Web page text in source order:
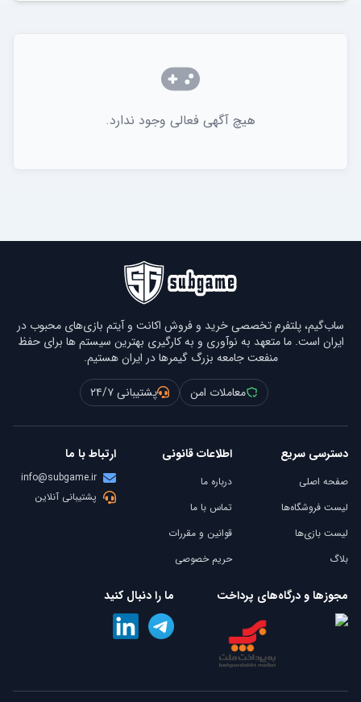
هیچ آگهی فعالی وجود ندارد.
ساب‌گیم، پلتفرم تخصصی خرید و فروش اکانت و آیتم بازی‌های محبوب در
ایران است. ما متعهد به نوآوری و به کارگیری بهترین سیستم ها برای حفظ
منفعت جامعه بزرگ گیمرها در ایران هستیم.
معاملات امن
پشتیبانی ۲۴/۷
دسترسی سریع
صفحه اصلی
لیست فروشگاه‌ها
لیست بازی‌ها
بلاگ
اطلاعات قانونی
درباره ما
تماس با ما
قوانین و مقررات
حریم خصوصی
ارتباط با ما
info@subgame.ir
پشتیبانی آنلاین
مجوزها و درگاه‌های پرداخت ما را دنبال کنید